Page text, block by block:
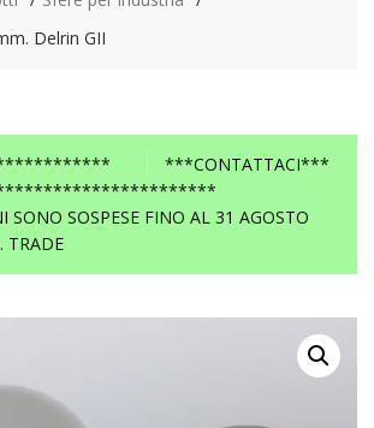
Delrin GII
***CONTATTACI***
SONO SOSPESE FINO AL 31 AGOSTO
TRADE